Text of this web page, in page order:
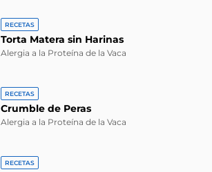
RECETAS
Torta Matera sin Harinas
Alergia a la Proteína de la Vaca
RECETAS
Crumble de Peras
Alergia a la Proteína de la Vaca
RECETAS